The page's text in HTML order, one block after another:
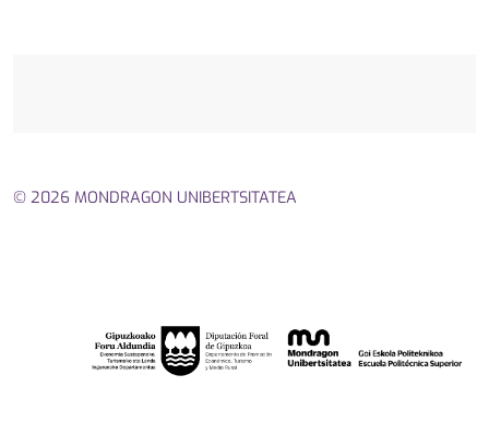
© 2026 MONDRAGON UNIBERTSITATEA